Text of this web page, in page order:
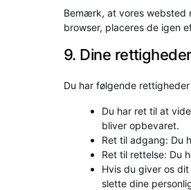
Bemærk, at vores websted
browser, placeres de igen
9. Dine
Du har følgende
Du har ret til at
bliver opbevaret.
Ret til adgang: Du
Ret til rettelse: Du
Hvis du giver os
slette dine